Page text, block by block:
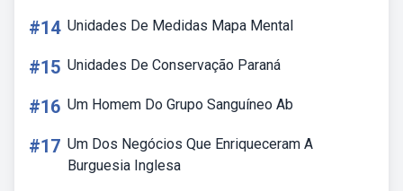
#14 Unidades De Medidas Mapa Mental
#15 Unidades De Conservação Paraná
#16 Um Homem Do Grupo Sanguíneo Ab
#17 Um Dos Negócios Que Enriqueceram A
Burguesia Inglesa